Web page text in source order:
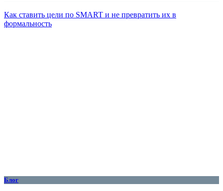
Как ставить цели по SMART и не превратить их в
формальность
Блог